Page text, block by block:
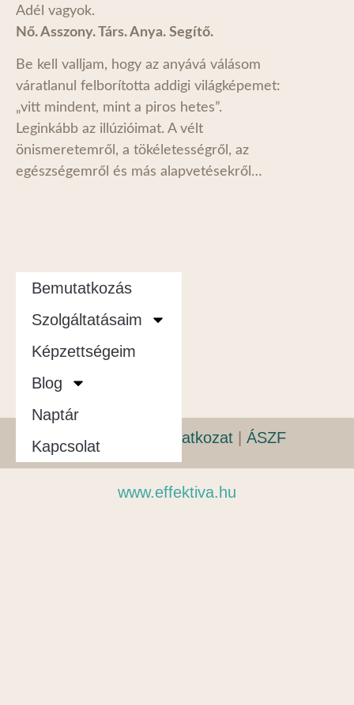
Adél vagyok.
Nő. Asszony. Társ. Anya. Segítő.
Be kell valljam, hogy az anyává válásom
váratlanul felborította addigi világképemet:
„vitt mindent, mint a piros hetes”.
Leginkább az illúzióimat. A vélt
önismeretemről, a tökéletességről, az
egészségemről és más alapvetésekről…
Bemutatkozás
Szolgáltatásaim
Képzettségeim
Blog
Naptár
KapcsolatAdatvédelmi nyilatkozat ÁSZF
www.effektiva.hu